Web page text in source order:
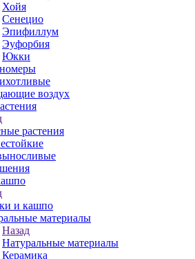
Хойя
Сенецио
Эпифиллум
Эуфорбия
Юкки
воздух
растения
и кашпо
материалы
Назад
Натуральные материалы
Керамика